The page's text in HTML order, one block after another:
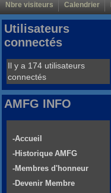
Nbre visiteurs Calendrier
Utilisateurs
connectés
Il y a 174 utilisateurs
connectés
AMFG INFO
-Accueil
-Historique AMFG
-Membres d'honneur
-Devenir Membre